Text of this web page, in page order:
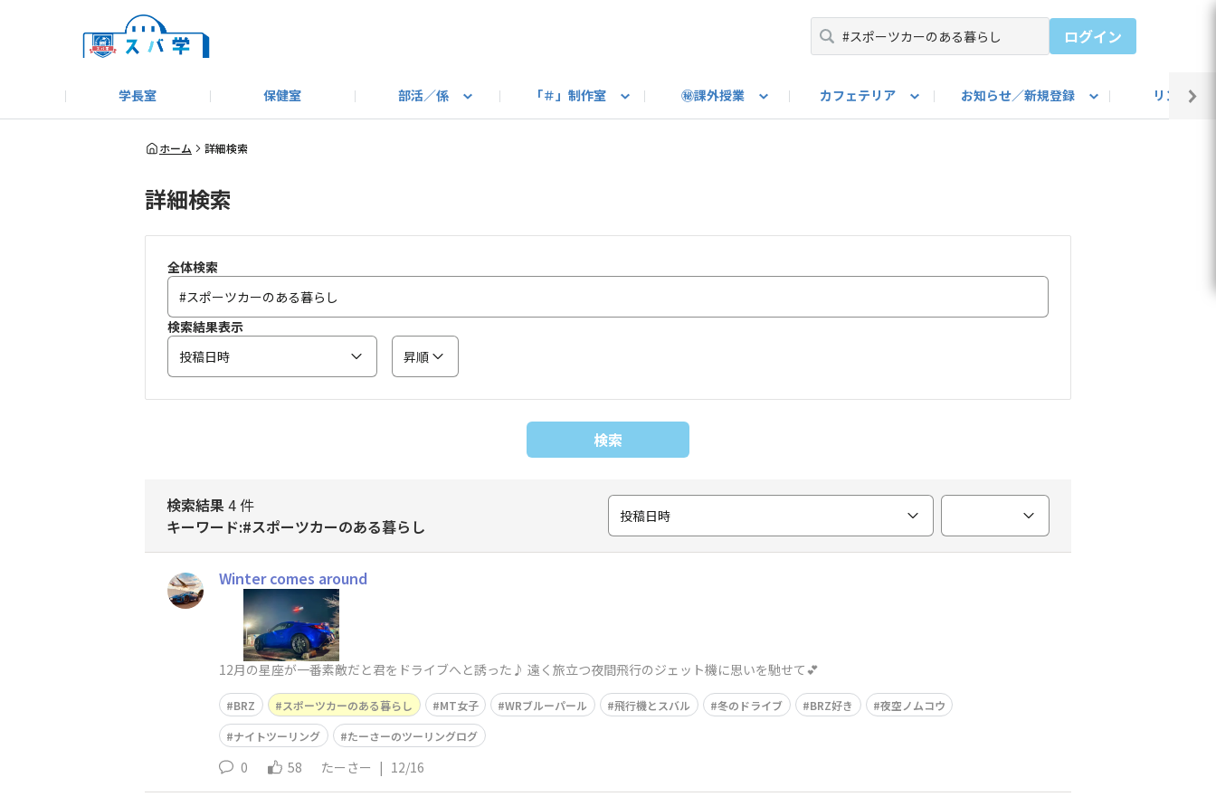
ログイン
学長室 保健室 部活／係
キャンプ＆アウトドア部
モータースポーツ部
「＃」制作室
＃洗車同好会
その他
㊙課外授業 カフェテリア
教えてコーナー
お知らせ／新規登録
はじめましての方へ
リンク集
SUBARUオフィシャルWebサイト
ホーム 詳細検索
詳細検索
全体検索
検索結果表示
投稿日時
昇順
検索
検索結果4 件
キーワード:#スポーツカーのある暮らし
投稿日時
Winter comes around
12月の星座が一番素敵だと君をドライブへと誘った♪ 遠く旅立つ夜間飛行のジェット機に思いを馳せて💕
BRZ スポーツカーのある暮らし MT女子 WRブルーパール 飛行機とスバル 冬のドライブ BRZ好き
夜空ノムコウ
ナイトツーリング
たーさーのツーリングログ
0 58 たーさー | 12/16